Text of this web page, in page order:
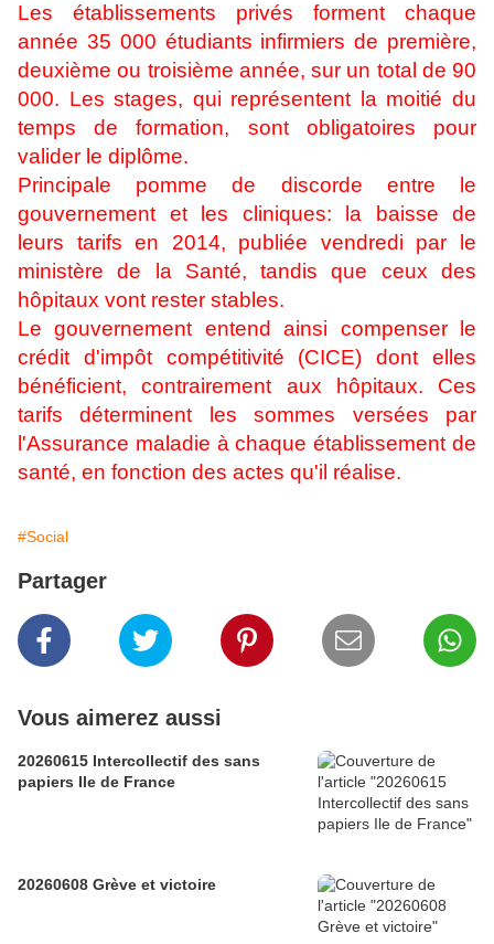
Les établissements privés forment chaque
année 35 000 étudiants infirmiers de première,
deuxième ou troisième année, sur un total de 90
000. Les stages, qui représentent la moitié du
temps de formation, sont obligatoires pour
valider le diplôme.
Principale pomme de discorde entre le
gouvernement et les cliniques: la baisse de
leurs tarifs en 2014, publiée vendredi par le
ministère de la Santé, tandis que ceux des
hôpitaux vont rester stables.
Le gouvernement entend ainsi compenser le
crédit d'impôt compétitivité (CICE) dont elles
bénéficient, contrairement aux hôpitaux. Ces
tarifs déterminent les sommes versées par
l'Assurance maladie à chaque établissement de
santé, en fonction des actes qu'il réalise.
#Social
Partager
Vous aimerez aussi
20260615 Intercollectif des sans
papiers Ile de France
20260608 Grève et victoire